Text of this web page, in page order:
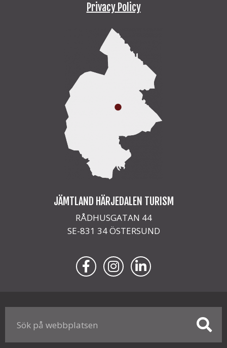
Privacy Policy
JÄMTLAND HÄRJEDALEN TURISM
RÅDHUSGATAN 44
SE-831 34 ÖSTERSUND